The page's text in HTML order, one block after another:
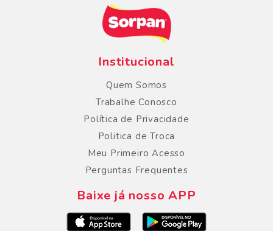
Institucional
Quem Somos
Trabalhe Conosco
Política de Privacidade
Politica de Troca
Meu Primeiro Acesso
Perguntas Frequentes
Baixe já nosso APP